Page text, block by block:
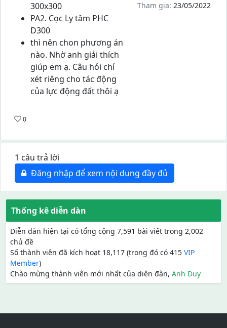
300x300
PA2. Cọc Ly tâm PHC
D300
thì nên chon phương án
nào. Nhờ anh giải thích
giúp em ạ. Câu hỏi chỉ
xét riêng cho tác động
của lực động đất thôi ạ
0
Tham gia: 23/05/2022
1 câu trả lời
Đăng nhập để xem nội dung đầy đủ
Thống kê diễn dàn
Diễn dàn hiện tại có tổng cộng 7,591 bài viết trong 2,002
chủ đề
Số thành viên đã kích hoạt 18,117 (trong đó có 415 VIP
Member)
Chào mừng thành viên mới nhất của diễn đàn, Anh Duy